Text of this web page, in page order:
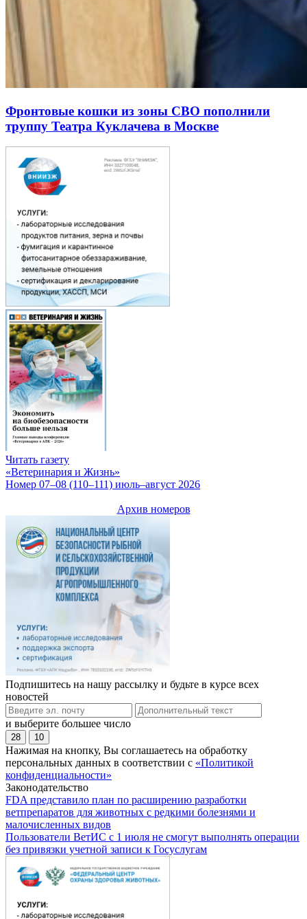
Фронтовые кошки из зоны СВО пополнили
труппу Театра Куклачева в Москве
Читать газету
«Ветеринария и Жизнь»
Номер 07–08 (110–111) июль–август 2026
Архив номеров
Подпишитесь на нашу рассылку и будьте в курсе всех
новостей
и выберите большее число
28 10
Нажимая на кнопку, Вы соглашаетесь на обработку
персональных данных в соответствии с «Политикой
конфиденциальности»
Законодательство
FDA представило план по расширению разработки
ветпрепаратов для животных с редкими болезнями и
малочисленных видов
Пользователи ВетИС с 1 июля не смогут выполнять операции
без привязки учетной записи к Госуслугам